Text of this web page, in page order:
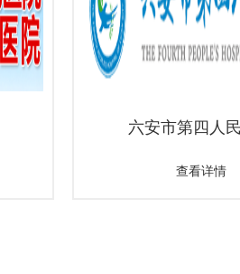
六安市第四人
查看详情